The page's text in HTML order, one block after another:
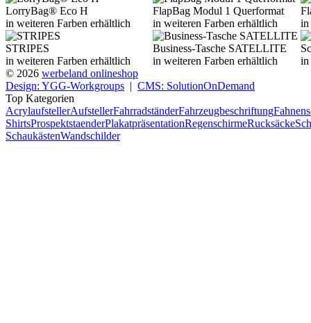
LorryBag® Eco H
in weiteren Farben erhältlich
FlapBag Modul 1 Querformat
in weiteren Farben erhältlich
in
STRIPES
in weiteren Farben erhältlich
Business-Tasche SATELLITE
in weiteren Farben erhältlich
in
© 2026 werbeland onlineshop
Design: YGG-Workgroups | CMS: SolutionOnDemand
Top Kategorien
AcrylaufstellerAufstellerFahrradständerFahrzeugbeschriftung
ShirtsProspektstaenderPlakatpräsentationRegenschirmeRucksäcke
SchaukästenWandschilder